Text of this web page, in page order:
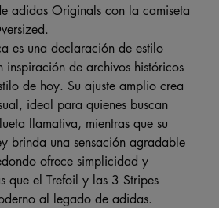
adidas Originals con la camiseta
es una declaración de estilo
inspiración de archivos históricos
de hoy. Su ajuste amplio crea
ideal para quienes buscan
llamativa, mientras que su
brinda una sensación agradable
ofrece simplicidad y
que el Trefoil y las 3 Stripes
al legado de adidas.